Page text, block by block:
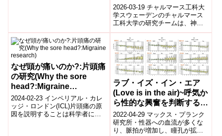
promises more natural
leg prostheses）
2026-03-19 チャルマース工科大
学スウェーデンのチャルマース
工科大学の研究チームは、神経
系と直接接続することで、より
自然な操作感を実現する脚用義
足技術を...
なぜ頭が痛いのか?:片頭痛
の研究(Why the sore
head?:Migraine
research)
2024-02-23 インペリアル・カレ
ッジ・ロンドン(ICL)片頭痛の原
因を説明することは科学者にと
ラブ・イズ・イン・エア
(Love is in the air)~呼気か
ら性的な興奮を判断するこ
とができる (Sexual
arrousal can be
determined from breath)~
2022-04-29 マックス・プランク
研究所・性器への血流が多くな
り、脈拍が増加し、瞳孔が拡張